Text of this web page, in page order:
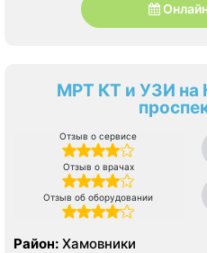
МРТ КТ и УЗИ на
Отзыв о сервисе
Отзыв о врачах
Отзыв об оборудовании
Район: Хамовники